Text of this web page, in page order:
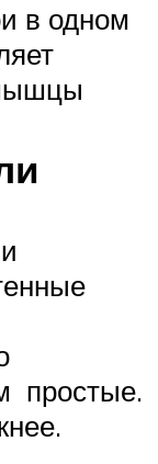
в одном
простые.